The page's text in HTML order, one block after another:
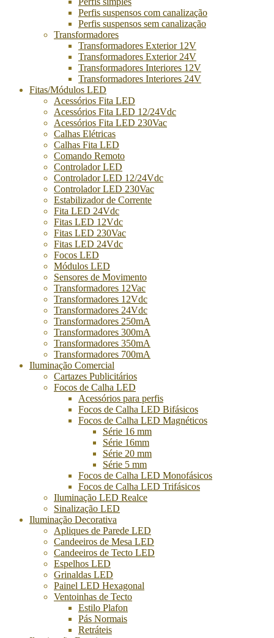
Perfis suspensos com canalização
Perfis suspensos sem canalização
Transformadores
Transformadores Exterior 12V
Transformadores Exterior 24V
Transformadores Interiores 12V
Transformadores Interiores 24V
Fitas/Módulos LED
Acessórios Fita LED
Acessórios Fita LED 12/24Vdc
Acessórios Fita LED 230Vac
Calhas Elétricas
Calhas Fita LED
Comando Remoto
Controlador LED
Controlador LED 12/24Vdc
Controlador LED 230Vac
Estabilizador de Corrente
Fita LED 24Vdc
Fitas LED 12Vdc
Fitas LED 230Vac
Fitas LED 24Vdc
Focos LED
Módulos LED
Sensores de Movimento
Transformadores 12Vac
Transformadores 12Vdc
Transformadores 24Vdc
Transformadores 250mA
Transformadores 300mA
Transformadores 350mA
Transformadores 700mA
Iluminação Comercial
Cartazes Publicitários
Focos de Calha LED
Acessórios para perfis
Focos de Calha LED Bifásicos
Focos de Calha LED Magnéticos
Série 16 mm
Série 16mm
Série 20 mm
Série 5 mm
Focos de Calha LED Monofásicos
Focos de Calha LED Trifásicos
Iluminação LED Realce
Sinalização LED
Iluminação Decorativa
Apliques de Parede LED
Candeeiros de Mesa LED
Candeeiros de Tecto LED
Espelhos LED
Grinaldas LED
Painel LED Hexagonal
Ventoinhas de Tecto
Estilo Plafon
Pás Normais
Retráteis